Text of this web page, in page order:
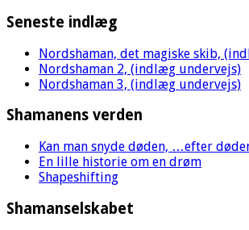
Seneste indlæg
Nordshaman, det magiske skib,
Nordshaman 2, (indlæg undervejs)
Nordshaman 3, (indlæg undervejs)
Shamanens verden
Kan man snyde døden, …efter
En lille historie om en drøm
Shapeshifting
Shamanselskabet